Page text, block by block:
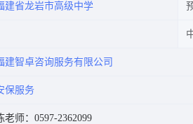
建省龙岩市高级中学
建智卓咨询服务有限公司
保服务
老师：0597-2362099